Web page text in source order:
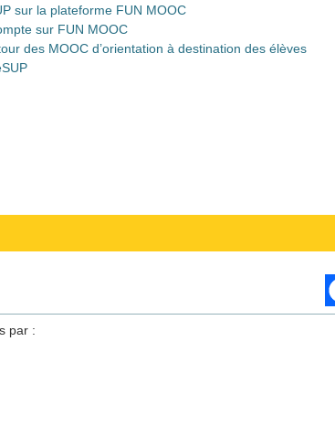
sur la plateforme FUN MOOC
sur FUN MOOC
des MOOC d’orientation à destination des élèves
par :